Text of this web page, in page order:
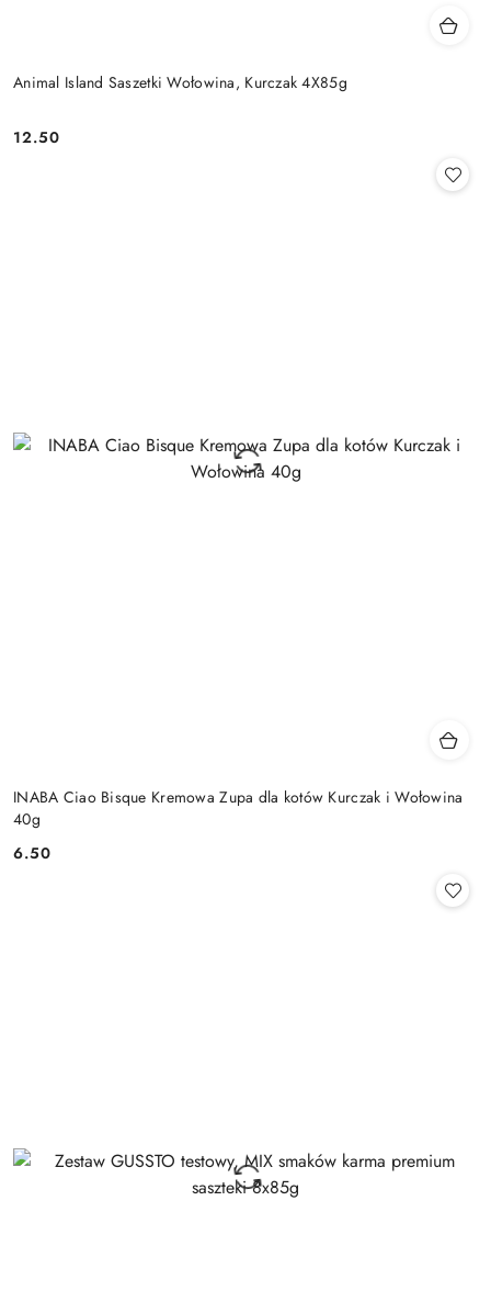
Animal Island Saszetki Wołowina, Kurczak 4X85g
Cena:
12.50
INABA Ciao Bisque Kremowa Zupa dla kotów Kurczak i Wołowina
40g
Cena:
6.50